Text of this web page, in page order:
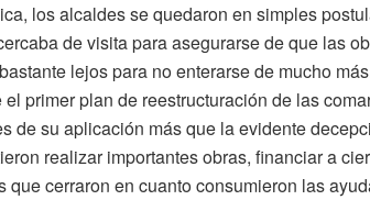
los alcaldes se quedaron en simples
de visita para asegurarse de que las
lejos para no enterarse de mucho
primer plan de reestructuración de las
de su aplicación más que la evidente
realizar importantes obras, financiar a
que cerraron en cuanto consumieron las